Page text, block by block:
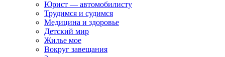
Юрист — автомобилисту
Трудимся и судимся
Медицина и здоровье
Детский мир
Жилье мое
Вокруг завещания